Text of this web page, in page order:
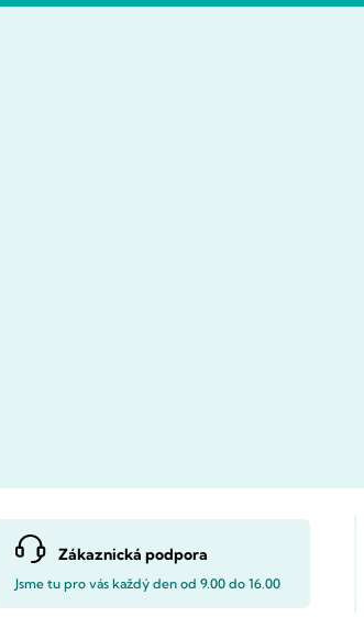
Zákaznická podpora
Jsme tu pro vás každý den od 9.00 do 16.00